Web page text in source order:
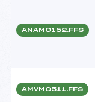
ANAM0152.FFS
AMVM0511.FFS